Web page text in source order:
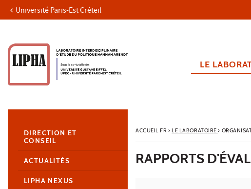
Aller au contenu
Recherche
Navigation secondaire
Université Paris-Est Créteil
LE
ACCUEIL FR› LE LABORATOIRE›
RAPPORTS
DIRECTION ET
CONSEIL
ACTUALITÉS
LIPHA NEXUS